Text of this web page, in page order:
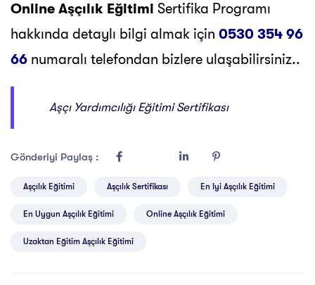
Online Aşçılık Eğitimi Sertifika Programı
hakkında detaylı bilgi almak için 0530 354 96
66 numaralı telefondan bizlere ulaşabilirsiniz..
Aşçı Yardımcılığı Eğitimi Sertifikası
Gönderiyi Paylaş :
Aşçılık Eğitimi Aşçılık Sertifikası En Iyi Aşçılık Eğitimi
En Uygun Aşçılık Eğitimi Online Aşçılık Eğitimi
Uzaktan Eğitim Aşçılık Eğitimi